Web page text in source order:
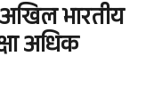
भारतीय
अधिक